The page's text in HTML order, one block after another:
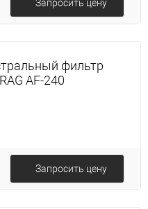
Запросить цену
фильтр
AF-240
Запросить цену